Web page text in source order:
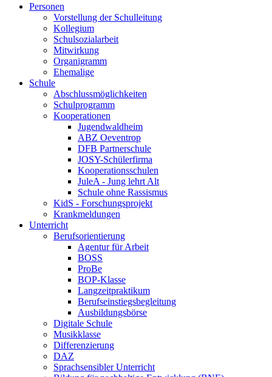
Personen
Vorstellung der Schulleitung
Kollegium
Schulsozialarbeit
Mitwirkung
Organigramm
Ehemalige
Schule
Abschlussmöglichkeiten
Schulprogramm
Kooperationen
Jugendwaldheim
ABZ Oeventrop
DFB Partnerschule
JOSY-Schülerfirma
Kooperationsschulen
JuleA - Jung lehrt Alt
Schule ohne Rassismus
KidS - Forschungsprojekt
Krankmeldungen
Unterricht
Berufsorientierung
Agentur für Arbeit
BOSS
ProBe
BOP-Klasse
Langzeitpraktikum
Berufseinstiegsbegleitung
Ausbildungsbörse
Digitale Schule
Musikklasse
Differenzierung
DAZ
Sprachsensibler Unterricht